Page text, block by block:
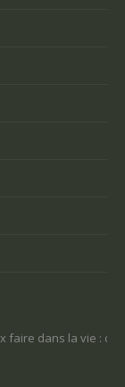
retrouver